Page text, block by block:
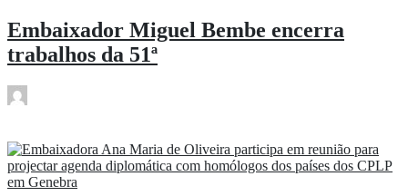
Embaixador Miguel Bembe encerra
trabalhos da 51ª